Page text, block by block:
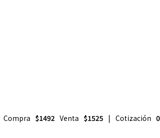
Compra $1492 Venta $1525 | Cotización